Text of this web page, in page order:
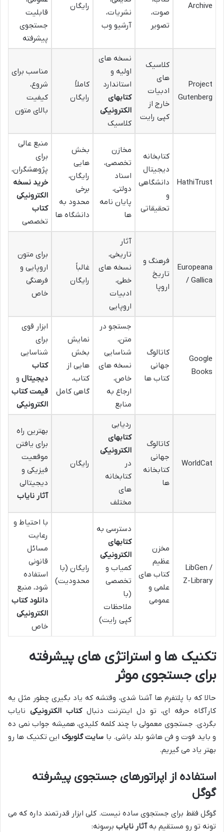
Archive
صوت،
تصویر
نشریات،
آرشیو وب
رایگان
قابلیت
جستجوی
پیشرفته
Project
Gutenberg
کلاسیک
های
ادبیات
خارج از
کپی رایت
نسخه های
اولیه و
استاندارد
کتابهای
الکترونیکی
کلاسیک
کاملاً
رایگان
مناسب برای
شروع،
کیفیت
بالای متون
HathiTrust
کتابخانه
دیجیتال
دانشگاهی
و
تحقیقاتی
مخازن
تخصصی،
اسناد
دولتی،
پایان نامه
ها
بخش
هایی
رایگان،
برخی
محدود به
دانشگاه ها
منبع عالی
برای
پژوهشگران،
خرید نسخه
الکترونیکی
کتاب
تخصصی
Europeana
/ Gallica
فرهنگ و
تاریخ
اروپا
آثار
تاریخی،
نسخه های
خطی،
ادبیات
اروپایی
غالباً
رایگان
برای متون
اروپایی و
فرهنگی
خاص
Google
Books
کاتالوگ
جهانی
کتاب ها
جستجو در
متن،
شناسایی
نسخه های
خاص،
ارجاع به
منابع
نمایش
بخش
هایی از
کتاب،
گاهی کامل
ابزار قوی
برای
شناسایی
کتاب
دیجیتال و
قیمت کتاب
الکترونیکی
WorldCat
کاتالوگ
جهانی
کتابخانه
ها
ردیابی
کتابهای
الکترونیکی
در
کتابخانه
های
مختلف
رایگان
بهترین راه
برای یافتن
موقعیت
فیزیکی و
دیجیتالی
آثار نایاب
LibGen /
Z-Library
مخزن
عظیم
کتاب های
علمی و
عمومی
دسترسی به
کتابهای
الکترونیکی
کمیاب و
تخصصی
(با
ملاحظات
کپی رایت)
رایگان (با
محدودیت)
با احتیاط و
رعایت
مسائل
قانونی
استفاده
شود، منبع
دانلود کتاب
الکترونیکی
خاص
تکنیک ها و استراتژی های پیشرفته
برای جستجوی موثر
حالا که با پلتفرم ها آشنا شدی، وقتشه که یاد بگیری چطور مثل یه
کارآگاه حرفه ای، تو دل اینترنت دنبالکتاب الکترونیکی نایاب
بگردی. جستجوی معمولی با چند کلمه کلیدی، همیشه جواب نمی ده
و باید فوت و فن هاشو بلد باشی. با سایت گلوبوک این تکنیک ها رو
بهتر یاد می گیریم.
استفاده از اپراتورهای جستجوی پیشرفته
گوگل
گوگل فقط برای جستجوی ساده نیست. کلی ابزار قدرتمند داره که می
تونه تو رو مستقیم بهآثار نایاب برسونه: